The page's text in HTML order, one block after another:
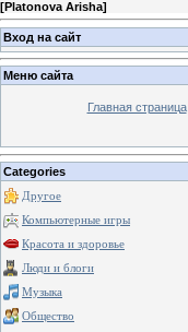
[Platonova Arisha]
Вход на сайт
Меню сайта
Главная страница
Categories
Другое
Компьютерные игры
Красота и здоровье
Люди и блоги
Музыка
Общество